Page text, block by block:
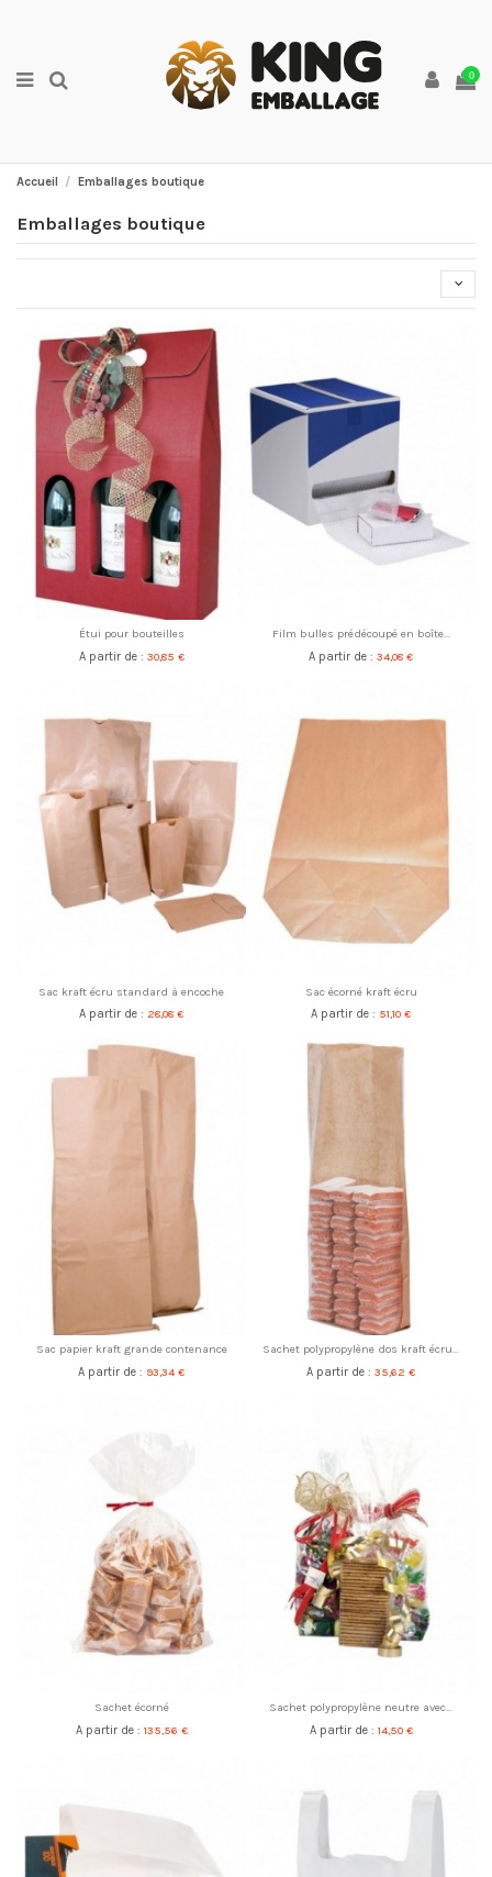
0
Accueil Emballages boutique
Emballages boutique
Étui pour bouteilles
A partir de : 30,85 €
Film bulles prédécoupé en boîte...
A partir de : 34,08 €
Sac kraft écru standard à encoche
A partir de : 28,08 €
Sac écorné kraft écru
A partir de : 51,10 €
Sac papier kraft grande contenance
A partir de : 93,34 €
Sachet polypropylène dos kraft écru...
A partir de : 35,62 €
Sachet écorné
A partir de : 135,56 €
Sachet polypropylène neutre avec...
A partir de : 14,50 €